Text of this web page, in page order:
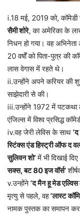
i.18 मई, 2019 को,
सैमी शोरे, का अमेरिका के
निधन हो गया। वह
20 वर्षों को पिता-पुत्र की
लास वेगास में रहते थे।
ii.उन्होंने अपने करियर
साझेदारी से की।
iii.उन्होंने 1972 में
एंजिल्स में विश्व प्रसिद्ध
iv.वह जेरी लेविस के साथ
स्टिंक्स एंड हिस्ट्री ऑफ द
सुलिवन शो’में भी दिखाई
सक्स, बट 80 इज वॉर्स’
v.उन्होंने‘द मैन हू मेड एल्विस
मृत्यु से पहले, वह‘लास्ट
नामक पुस्तक का समापन